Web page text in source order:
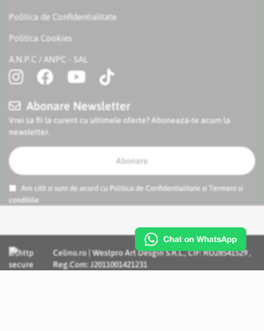
Politica de Confidentialitate
Politica Cookies
A.N.P.C / ANPC - SAL
Abonare Newsletter
Vrei sa fii la curent cu ultimele oferte? Aboneaza-te acum la
newsletter.
Abonare
Am citit si sunt de acord cu Politica de Confidentialitate si
Termeni si
conditiile
Celino.ro | Westpro Art Desgin S.R.L., CIF: RO28541529 ,
Reg.Com: J2011001421231